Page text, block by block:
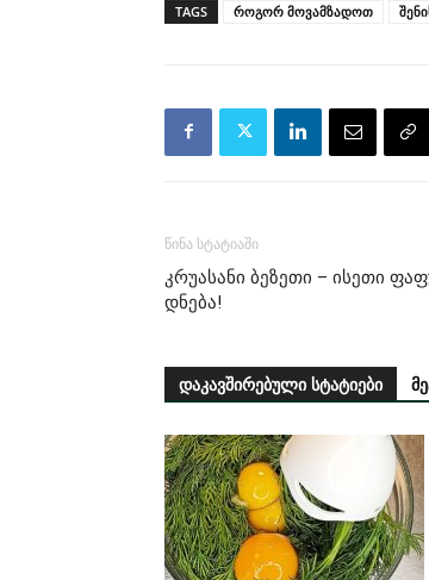
TAGS როგორ მოვამზადოთ
წინა სტატიაში
კრუასანი ბეზეთი – ისეთი
დნება!
დაკავშირებული სტატიები